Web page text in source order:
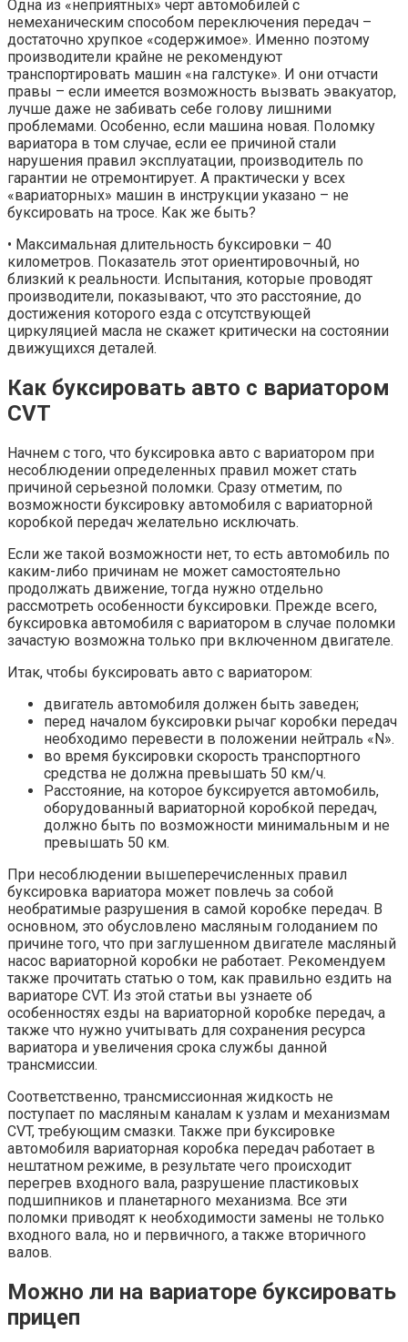
Одна из «неприятных» черт автомобилей с
немеханическим способом переключения передач –
достаточно хрупкое «содержимое». Именно поэтому
производители крайне не рекомендуют
транспортировать машин «на галстуке». И они отчасти
правы – если имеется возможность вызвать эвакуатор,
лучше даже не забивать себе голову лишними
проблемами. Особенно, если машина новая. Поломку
вариатора в том случае, если ее причиной стали
нарушения правил эксплуатации, производитель по
гарантии не отремонтирует. А практически у всех
«вариаторных» машин в инструкции указано – не
буксировать на тросе. Как же быть?
• Максимальная длительность буксировки – 40
километров. Показатель этот ориентировочный, но
близкий к реальности. Испытания, которые проводят
производители, показывают, что это расстояние, до
достижения которого езда с отсутствующей
циркуляцией масла не скажет критически на состоянии
движущихся деталей.
Как буксировать авто с вариатором
CVT
Начнем с того, что буксировка авто с вариатором при
несоблюдении определенных правил может стать
причиной серьезной поломки. Сразу отметим, по
возможности буксировку автомобиля с вариаторной
коробкой передач желательно исключать.
Если же такой возможности нет, то есть автомобиль по
каким-либо причинам не может самостоятельно
продолжать движение, тогда нужно отдельно
рассмотреть особенности буксировки. Прежде всего,
буксировка автомобиля с вариатором в случае поломки
зачастую возможна только при включенном двигателе.
Итак, чтобы буксировать авто с вариатором:
двигатель автомобиля должен быть заведен;
перед началом буксировки рычаг коробки передач
необходимо перевести в положении нейтраль «N».
во время буксировки скорость транспортного
средства не должна превышать 50 км/ч.
Расстояние, на которое буксируется автомобиль,
оборудованный вариаторной коробкой передач,
должно быть по возможности минимальным и не
превышать 50 км.
При несоблюдении вышеперечисленных правил
буксировка вариатора может повлечь за собой
необратимые разрушения в самой коробке передач. В
основном, это обусловлено масляным голоданием по
причине того, что при заглушенном двигателе масляный
насос вариаторной коробки не работает. Рекомендуем
также прочитать статью о том, как правильно ездить на
вариаторе CVT. Из этой статьи вы узнаете об
особенностях езды на вариаторной коробке передач, а
также что нужно учитывать для сохранения ресурса
вариатора и увеличения срока службы данной
трансмиссии.
Соответственно, трансмиссионная жидкость не
поступает по масляным каналам к узлам и механизмам
CVT, требующим смазки. Также при буксировке
автомобиля вариаторная коробка передач работает в
нештатном режиме, в результате чего происходит
перегрев входного вала, разрушение пластиковых
подшипников и планетарного механизма. Все эти
поломки приводят к необходимости замены не только
входного вала, но и первичного, а также вторичного
валов.
Можно ли на вариаторе буксировать
прицеп